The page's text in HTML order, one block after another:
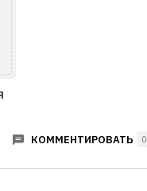
КОММЕНТИРОВАТЬ 0